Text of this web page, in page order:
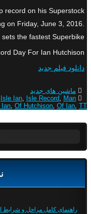
record on his Superstock
on Friday, June 3, 2016.
the fastest Superbike…
Day For Ian Hutchison
دانلود فیلم جدید
ماشین های جدید
Isle Ian, Isle Record, Man
Ian, Of Hutchison, Of Ian, TT:
راهنمای کامل مراحل و شرایط اسقاط